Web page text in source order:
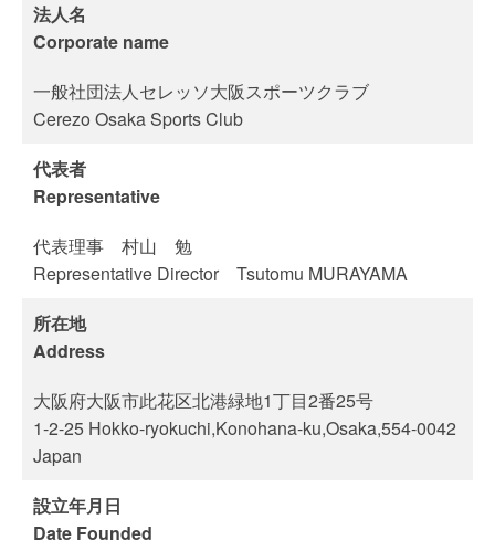
法人名
Corporate name
一般社団法人セレッソ大阪スポーツクラブ
Cerezo Osaka Sports Club
代表者
Representative
代表理事 村山 勉
Representative Director Tsutomu MURAYAMA
所在地
Address
大阪府大阪市此花区北港緑地1丁目2番25号
1-2-25 Hokko-ryokuchi,Konohana-ku,Osaka,554-0042
Japan
設立年月日
Date Founded